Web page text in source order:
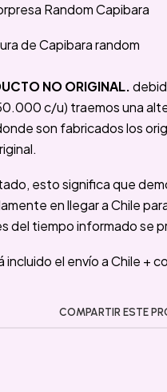
Random Capibara
de Capibara random
NO ORIGINAL.
c/u) traemos una
son fabricados los
esto significa que
en llegar a Chile
del tiempo informado se
incluido el envío a Chile +
COMPARTIR ESTE